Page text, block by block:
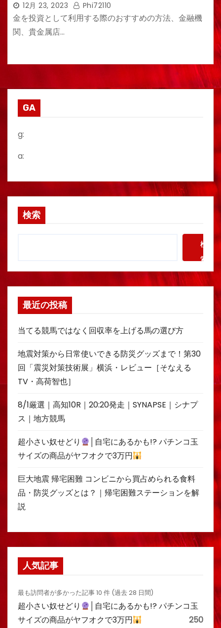
12月 23, 2023 Phi72110
金を投資として利用する際のおすすめの方法、金融機
関、貴金属店…
GA
g:
a:
検索
検
索
最近の投稿
当てる競馬ではなく回収率を上げる馬の選び方
地震対策から日常使いできる防災グッズまで！第30
回「震災対策技術展」横浜・レビュー［そなえる
TV・高荷智也］
8/1厳選｜高知10R｜20:20発走｜SYNAPSE｜シナプ
ス｜地方競馬
超小さい奴せどり
│自宅にあるかも!? パチンコ玉
サイズの商品がヤフオクで3万円
巨大地震 帰宅困難 コンビニから買占められる食料
品・防災グッズとは？｜帰宅困難ステーションを解
説
人気記事
最も訪問者が多かった記事 10 件 (過去 28 日間)
超小さい奴せどり
│自宅にあるかも!? パチンコ玉
サイズの商品がヤフオクで3万円
250